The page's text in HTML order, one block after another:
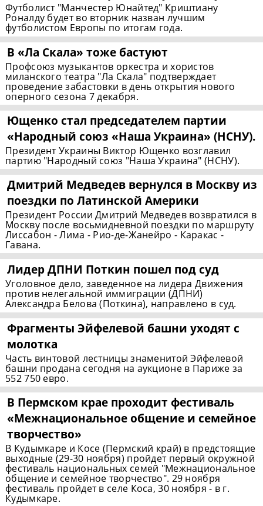
Футболист "Манчестер Юнайтед" Криштиану
Роналду будет во вторник назван лучшим
футболистом Европы по итогам года.
В «Ла Скала» тоже бастуют
Профсоюз музыкантов оркестра и хористов
миланского театра "Ла Скала" подтверждает
проведение забастовки в день открытия нового
оперного сезона 7 декабря.
Ющенко стал председателем партии
«Народный союз «Наша Украина» (НСНУ).
Президент Украины Виктор Ющенко возглавил
партию "Народный союз "Наша Украина" (НСНУ).
Дмитрий Медведев вернулся в Москву из
поездки по Латинской Америки
Президент России Дмитрий Медведев возвратился в
Москву после восьмидневной поездки по маршруту
Лиссабон - Лима - Рио-де-Жанейро - Каракас -
Гавана.
Лидер ДПНИ Поткин пошел под суд
Уголовное дело, заведенное на лидера Движения
против нелегальной иммиграции (ДПНИ)
Александра Белова (Поткина), направлено в суд.
Фрагменты Эйфелевой башни уходят с
молотка
Часть винтовой лестницы знаменитой Эйфелевой
башни продана сегодня на аукционе в Париже за
552 750 евро.
В Пермском крае проходит фестиваль
«Межнациональное общение и семейное
творчество»
В Кудымкаре и Косе (Пермский край) в предстоящие
выходные (29-30 ноября) пройдет первый окружной
фестиваль национальных семей "Межнациональное
общение и семейное творчество". 29 ноября
фестиваль пройдет в селе Коса, 30 ноября - в г.
Кудымкаре.